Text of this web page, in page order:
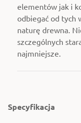
elementów jak i
odbiegać od tych
naturę drewna.
szczególnych
najmniejsze.
Specyfikacja